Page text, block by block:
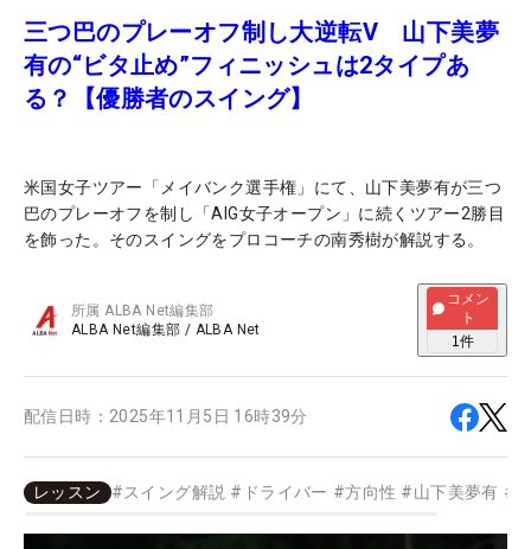
三つ巴のプレーオフ制し大逆転V 山下美夢
有の“ビタ止め”フィニッシュは2タイプあ
る？【優勝者のスイング】
米国女子ツアー「メイバンク選手権」にて、山下美夢有が三つ
巴のプレーオフを制し「AIG女子オープン」に続くツアー2勝目
を飾った。そのスイングをプロコーチの南秀樹が解説する。
所属ALBA Net編集部
ALBA Net編集部 / ALBA Net
コメン
ト
1件
配信日時： 2025年11月5日 16時39分
レッスン #スイング解説 # ドライバー #方向性 #山下美夢有 #